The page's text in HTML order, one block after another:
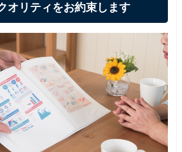
オリティをお約束します